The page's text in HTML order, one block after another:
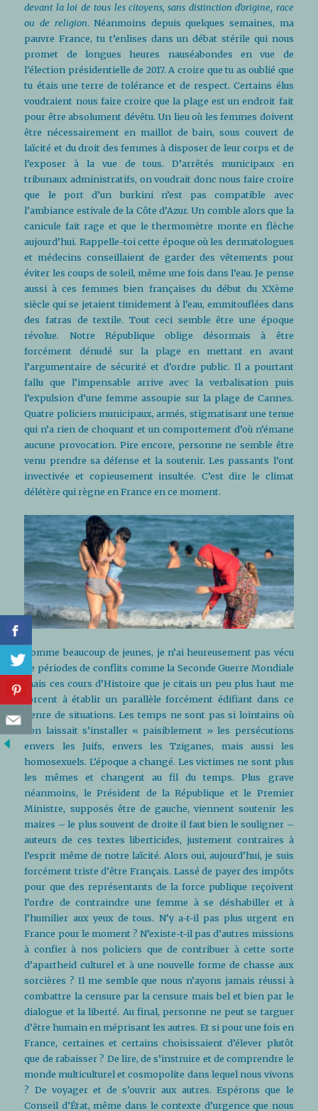
devant la loi de tous les citoyens, sans distinction d’origine, race
ou de religion. Néanmoins depuis quelques semaines, ma
pauvre France, tu t’enlises dans un débat stérile qui nous
promet de longues heures nauséabondes en vue de
l’élection présidentielle de 2017. A croire que tu as oublié que
tu étais une terre de tolérance et de respect. Certains élus
voudraient nous faire croire que la plage est un endroit fait
pour être absolument dévêtu. Un lieu où les femmes doivent
être nécessairement en maillot de bain, sous couvert de
laïcité et du droit des femmes à disposer de leur corps et de
l’exposer à la vue de tous. D’arrêtés municipaux en
tribunaux administratifs, on voudrait donc nous faire croire
que le port d’un burkini n’est pas compatible avec
l’ambiance estivale de la Côte d’Azur. Un comble alors que la
canicule fait rage et que le thermomètre monte en flèche
aujourd’hui. Rappelle-toi cette époque où les dermatologues
et médecins conseillaient de garder des vêtements pour
éviter les coups de soleil, même une fois dans l’eau. Je pense
aussi à ces femmes bien françaises du début du XXème
siècle qui se jetaient timidement à l’eau, emmitouflées dans
des fatras de textile. Tout ceci semble être une époque
révolue. Notre République oblige désormais à être
forcément dénudé sur la plage en mettant en avant
l’argumentaire de sécurité et d’ordre public. Il a pourtant
fallu que l’impensable arrive avec la verbalisation puis
l’expulsion d’une femme assoupie sur la plage de Cannes.
Quatre policiers municipaux, armés, stigmatisant une tenue
qui n’a rien de choquant et un comportement d’où n’émane
aucune provocation. Pire encore, personne ne semble être
venu prendre sa défense et la soutenir. Les passants l’ont
invectivée et copieusement insultée. C’est dire le climat
délétère qui règne en France en ce moment.
Comme beaucoup de jeunes, je n’ai heureusement pas vécu
de périodes de conflits comme la Seconde Guerre Mondiale
mais ces cours d’Histoire que je citais un peu plus haut me
forcent à établir un parallèle forcément édifiant dans ce
genre de situations. Les temps ne sont pas si lointains où
l’on laissait s’installer « paisiblement » les persécutions
envers les Juifs, envers les Tziganes, mais aussi les
homosexuels. L’époque a changé. Les victimes ne sont plus
les mêmes et changent au fil du temps. Plus grave
néanmoins, le Président de la République et le Premier
Ministre, supposés être de gauche, viennent soutenir les
maires – le plus souvent de droite il faut bien le souligner –
auteurs de ces textes liberticides, justement contraires à
l’esprit même de notre laïcité. Alors oui, aujourd’hui, je suis
forcément triste d’être Français. Lassé de payer des impôts
pour que des représentants de la force publique reçoivent
l’ordre de contraindre une femme à se déshabiller et à
l’humilier aux yeux de tous. N’y a-t-il pas plus urgent en
France pour le moment ? N’existe-t-il pas d’autres missions
à confier à nos policiers que de contribuer à cette sorte
d’apartheid culturel et à une nouvelle forme de chasse aux
sorcières ? Il me semble que nous n’ayons jamais réussi à
combattre la censure par la censure mais bel et bien par le
dialogue et la liberté. Au final, personne ne peut se targuer
d’être humain en méprisant les autres. Et si pour une fois en
France, certaines et certains choisissaient d’élever plutôt
que de rabaisser ? De lire, de s’instruire et de comprendre le
monde multiculturel et cosmopolite dans lequel nous vivons
? De voyager et de s’ouvrir aux autres. Espérons que le
Conseil d’État, même dans le contexte d’urgence que nous